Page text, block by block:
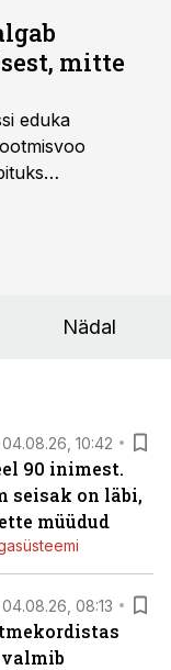
mitte
eduka
Nädal
04.08.26, 10:42
90 inimest.
seisak on läbi,
müüdud
04.08.26, 08:13